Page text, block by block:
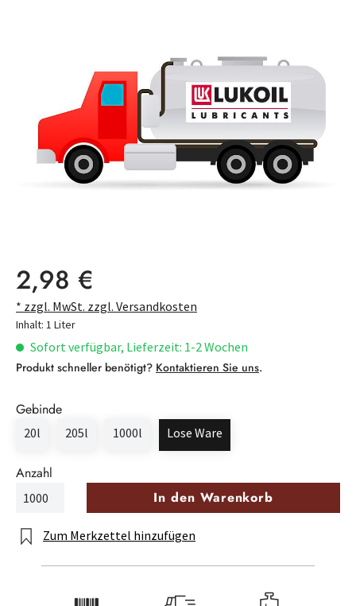
Regulärer Preis:
2,98 €
* zzgl. MwSt. zzgl. Versandkosten
Inhalt: 1 Liter
Sofort verfügbar, Lieferzeit: 1-2 Wochen
Produkt schneller benötigt? Kontaktieren Sie uns.
Gebinde
20l 205l 1000l Lose Ware
Anzahl
In den Warenkorb
Zum Merkzettel hinzufügen